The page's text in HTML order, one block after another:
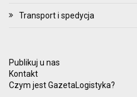
Transport i spedycja
Publikuj u nas
Kontakt
Czym jest GazetaLogistyka?